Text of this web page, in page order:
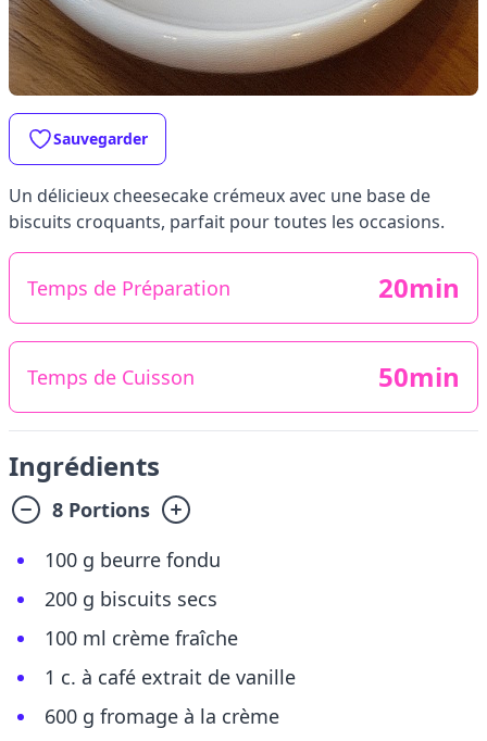
Sauvegarder
Un délicieux cheesecake crémeux avec une base de
biscuits croquants, parfait pour toutes les occasions.
Temps de Préparation 20min
Temps de Cuisson 50min
Ingrédients
8 Portions
100 g beurre fondu
200 g biscuits secs
100 ml crème fraîche
1 c. à café extrait de vanille
600 g fromage à la crème